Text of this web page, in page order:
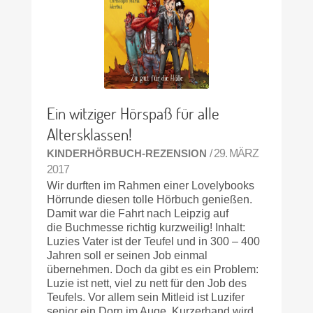
Ein witziger Hörspaß für alle
Altersklassen!
KINDERHÖRBUCH-REZENSION / 29. MÄRZ
2017
Wir durften im Rahmen einer Lovelybooks
Hörrunde diesen tolle Hörbuch genießen.
Damit war die Fahrt nach Leipzig auf
die Buchmesse richtig kurzweilig! Inhalt:
Luzies Vater ist der Teufel und in 300 – 400
Jahren soll er seinen Job einmal
übernehmen. Doch da gibt es ein Problem:
Luzie ist nett, viel zu nett für den Job des
Teufels. Vor allem sein Mitleid ist Luzifer